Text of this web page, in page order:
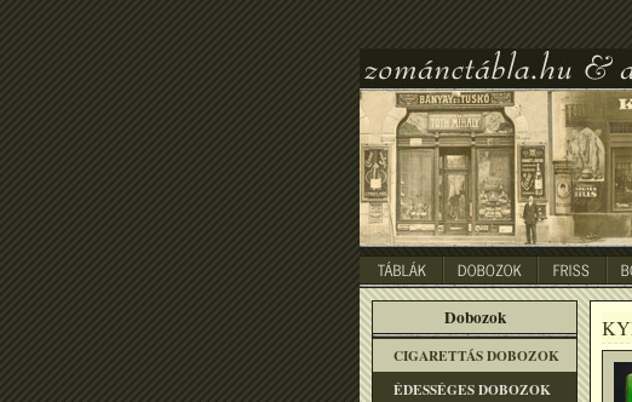
Dobozok
CIGARETTÁS DOBOZOK
ÉDESSÉGES DOBOZOK